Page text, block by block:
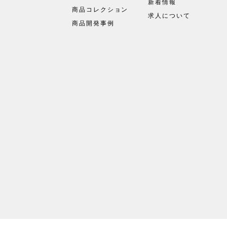
商品コレクション
商品開発事例
新着情報
求人について